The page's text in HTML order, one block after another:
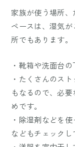
家族が使う場所
ペースは、湿気
所でもあります。
・靴箱や洗面台
・たくさんのス
もなるので、必
めです。
・除湿剤などを
などもチェックし